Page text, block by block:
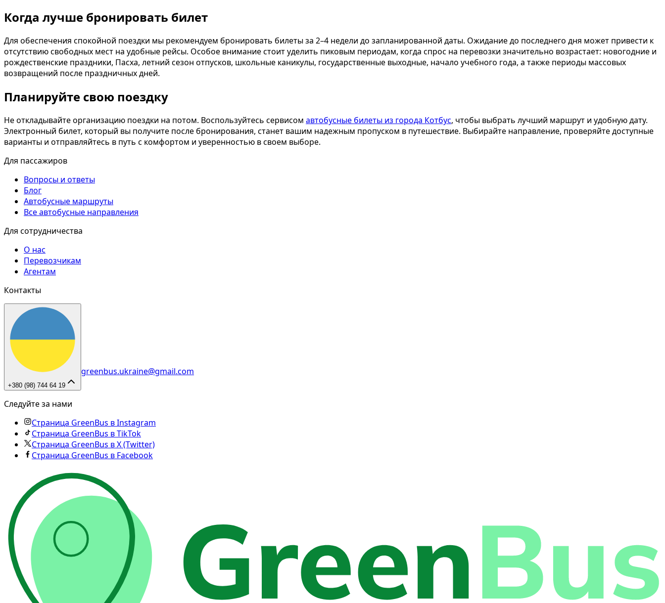
Когда лучше бронировать билет
Для обеспечения спокойной поездки мы рекомендуем бронировать билеты за 2–4 недели до запланированной даты. Ожидание до последнего дня может привести к
отсутствию свободных мест на удобные рейсы. Особое внимание стоит уделить пиковым периодам, когда спрос на перевозки значительно возрастает: новогодние и
рождественские праздники, Пасха, летний сезон отпусков, школьные каникулы, государственные выходные, начало учебного года, а также периоды массовых
возвращений после праздничных дней.
Планируйте свою поездку
Не откладывайте организацию поездки на потом. Воспользуйтесь сервисом автобусные билеты из города Котбус, чтобы выбрать лучший маршрут и удобную дату.
Электронный билет, который вы получите после бронирования, станет вашим надежным пропуском в путешествие. Выбирайте направление, проверяйте доступные
варианты и отправляйтесь в путь с комфортом и уверенностью в своем выборе.
Для пассажиров
Вопросы и ответы
Блог
Автобусные маршруты
Все автобусные направления
Для сотрудничества
О нас
Перевозчикам
Агентам
Контакты
+380 (98) 744 64 19
greenbus.ukraine@gmail.com
Следуйте за нами
Страница GreenBus в Instagram
Страница GreenBus в TikTok
Страница GreenBus в X (Twitter)
Страница GreenBus в Facebook